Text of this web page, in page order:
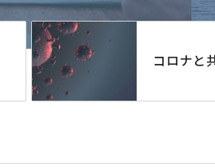
コロナと